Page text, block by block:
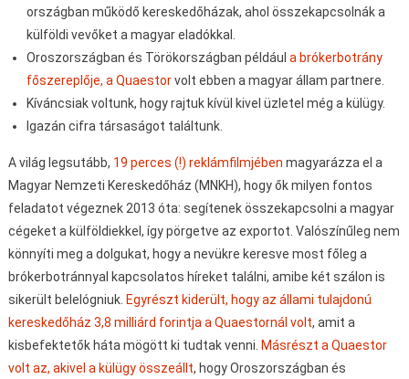
országban működő kereskedőházak, ahol összekapcsolnák a
külföldi vevőket a magyar eladókkal.
Oroszországban és Törökországban például a brókerbotrány
főszereplője, a Quaestorvolt ebben a magyar állam partnere.
Kíváncsiak voltunk, hogy rajtuk kívül kivel üzletel még a külügy.
Igazán cifra társaságot találtunk.
A világ legsutább, 19 perces (!) reklámfilmjében magyarázza el a
Magyar Nemzeti Kereskedőház (MNKH), hogy ők milyen fontos
feladatot végeznek 2013 óta: segítenek összekapcsolni a magyar
cégeket a külföldiekkel, így pörgetve az exportot. Valószínűleg nem
könnyíti meg a dolgukat, hogy a nevükre keresve most főleg a
brókerbotránnyal kapcsolatos híreket találni, amibe két szálon is
sikerült belelógniuk. Egyrészt kiderült, hogy az állami tulajdonú
kereskedőház 3,8 milliárd forintja a Quaestornál volt, amit a
kisbefektetők háta mögött ki tudtak venni. Másrészt a Quaestor
volt az, akivel a külügy összeállt, hogy Oroszországban és